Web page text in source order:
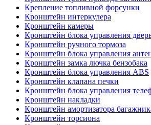
Крепление топливной форсунки
Кронштейн интеркулера
Кронштейн камеры
Кронштейн блока управления
Кронштейн ручного тормоза
Кронштейн блока управления
Кронштейн замка лючка бензобака
Кронштейн блока управления ABS
Кронштейн клапана печки
Кронштейн блока управления
Кронштейн накладки
Кронштейн амортизатора
Кронштейн торсиона